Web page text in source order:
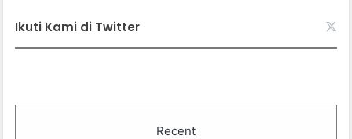
Ikuti Kami di Twitter
Recent